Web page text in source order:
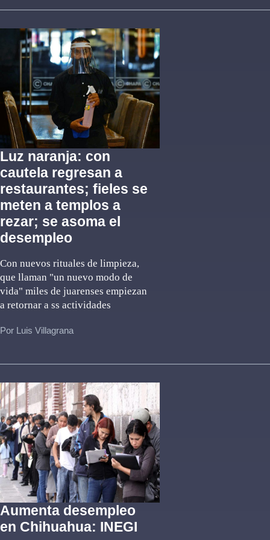
Luz naranja: con
cautela regresan a
restaurantes; fieles se
meten a templos a
rezar; se asoma el
desempleo
Con nuevos rituales de limpieza,
que llaman "un nuevo modo de
vida" miles de juarenses empiezan
a retornar a ss actividades
Por Luis Villagrana
Aumenta desempleo
en Chihuahua: INEGI